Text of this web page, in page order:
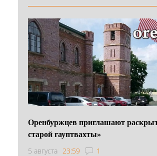
Оренбуржцев приглашают
старой гауптвахты»
5 августа 23:59 1